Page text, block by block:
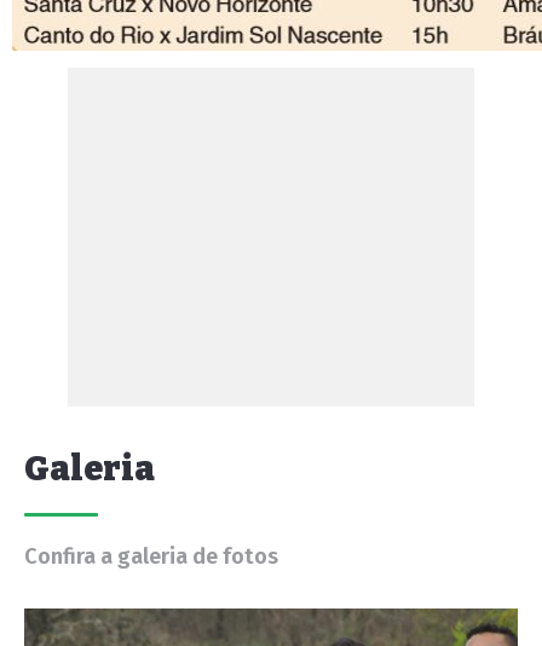
Galeria
Confira a galeria de fotos